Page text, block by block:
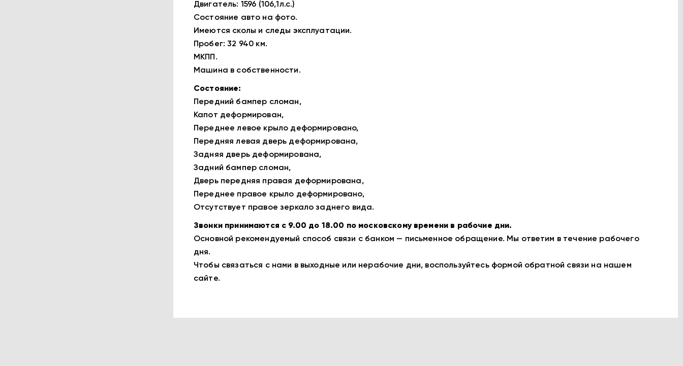
Двигатель: 1596 (106,1л.с.)
Состояние авто на фото.
Имеются сколы и следы эксплуатации.
Пробег: 32 940 км.
МКПП.
Машина в собственности.
Состояние:
Передний бампер сломан,
Капот деформирован,
Переднее левое крыло деформировано,
Передняя левая дверь деформирована,
Задняя дверь деформирована,
Задний бампер сломан,
Дверь передняя правая деформирована,
Переднее правое крыло деформировано,
Отсутствует правое зеркало заднего вида.
Звонки принимаются с 9.00 до 18.00 по московскому времени в рабочие дни.
Основной рекомендуемый способ связи с банком — письменное обращение. Мы ответим в течение рабочего
дня.
Чтобы связаться с нами в выходные или нерабочие дни, воспользуйтесь формой обратной связи на нашем
сайте.